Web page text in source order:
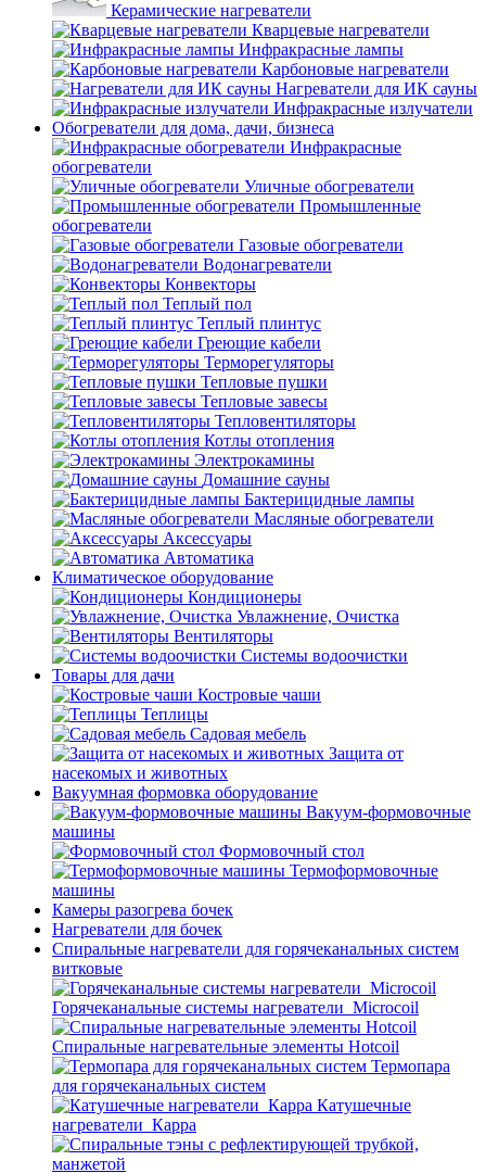
Керамические нагреватели
Кварцевые нагреватели
Инфракрасные лампы
Карбоновые нагреватели
Нагреватели для ИК сауны
Инфракрасные излучатели
Обогреватели для дома, дачи, бизнеса
Инфракрасные
обогреватели
Уличные обогреватели
Промышленные
обогреватели
Газовые обогреватели
Водонагреватели
Конвекторы
Теплый пол
Теплый плинтус
Греющие кабели
Терморегуляторы
Тепловые пушки
Тепловые завесы
Тепловентиляторы
Котлы отопления
Электрокамины
Домашние сауны
Бактерицидные лампы
Масляные обогреватели
Аксессуары
Автоматика
Климатическое оборудование
Кондиционеры
Увлажнение, Очистка
Вентиляторы
Системы водоочистки
Товары для дачи
Костровые чаши
Теплицы
Садовая мебель
Защита от
насекомых и животных
Вакуумная формовка оборудование
Вакуум-формовочные
машины
Формовочный стол
Термоформовочные
машины
Камеры разогрева бочек
Нагреватели для бочек
Спиральные нагреватели для горячеканальных систем
витковые
Горячеканальные системы нагреватели_Microcoil
Спиральные нагревательные элементы Hotcoil
Термопара
для горячеканальных систем
Катушечные
нагреватели_Карра